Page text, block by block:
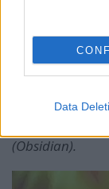
Data
Enchantment
Faith Divides
Requiem);
God); No Hope
(Obsidian).